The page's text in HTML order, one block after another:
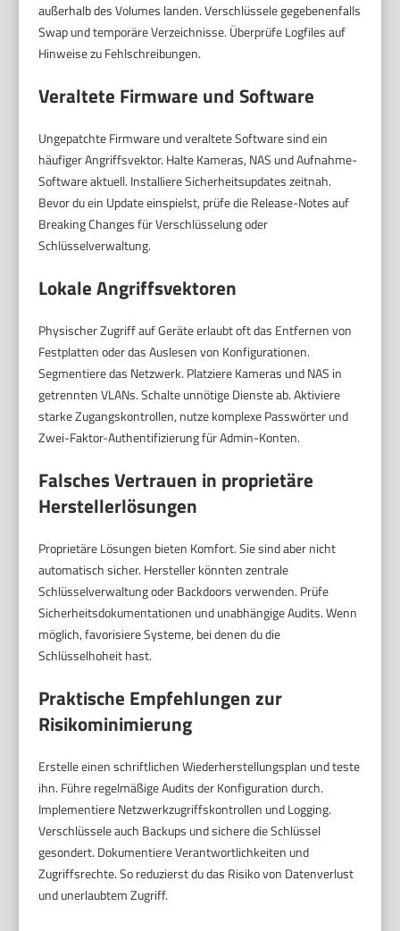
außerhalb des Volumes landen. Verschlüssele gegebenenfalls
Swap und temporäre Verzeichnisse. Überprüfe Logfiles auf
Hinweise zu Fehlschreibungen.
Veraltete Firmware und Software
Ungepatchte Firmware und veraltete Software sind ein
häufiger Angriffsvektor. Halte Kameras, NAS und Aufnahme-
Software aktuell. Installiere Sicherheitsupdates zeitnah.
Bevor du ein Update einspielst, prüfe die Release-Notes auf
Breaking Changes für Verschlüsselung oder
Schlüsselverwaltung.
Lokale Angriffsvektoren
Physischer Zugriff auf Geräte erlaubt oft das Entfernen von
Festplatten oder das Auslesen von Konfigurationen.
Segmentiere das Netzwerk. Platziere Kameras und NAS in
getrennten VLANs. Schalte unnötige Dienste ab. Aktiviere
starke Zugangskontrollen, nutze komplexe Passwörter und
Zwei-Faktor-Authentifizierung für Admin-Konten.
Falsches Vertrauen in proprietäre
Herstellerlösungen
Proprietäre Lösungen bieten Komfort. Sie sind aber nicht
automatisch sicher. Hersteller könnten zentrale
Schlüsselverwaltung oder Backdoors verwenden. Prüfe
Sicherheitsdokumentationen und unabhängige Audits. Wenn
möglich, favorisiere Systeme, bei denen du die
Schlüsselhoheit hast.
Praktische Empfehlungen zur
Risikominimierung
Erstelle einen schriftlichen Wiederherstellungsplan und teste
ihn. Führe regelmäßige Audits der Konfiguration durch.
Implementiere Netzwerkzugriffskontrollen und Logging.
Verschlüssele auch Backups und sichere die Schlüssel
gesondert. Dokumentiere Verantwortlichkeiten und
Zugriffsrechte. So reduzierst du das Risiko von Datenverlust
und unerlaubtem Zugriff.